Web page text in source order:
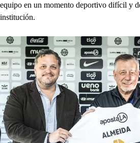
equipo en un momento deportivo difícil y
institución.